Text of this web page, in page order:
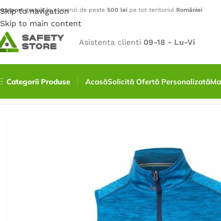
Skip to navigation
Skip to main content
gratuitla comenzi de peste 500 lei pe tot teritoriul României
Asistenta clienti 09-18 - Lu-Vi
Categorii Produse AcasăSolicită Ofertă Personalizată